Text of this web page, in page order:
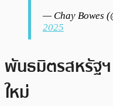
— Chay Bowes
2025
พันธมิตรสหรัฐ
ใหม่